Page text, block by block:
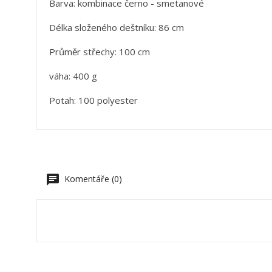
Barva: kombinace černo - smetanové
Délka složeného deštníku: 86 cm
Průměr střechy: 100 cm
váha: 400 g
Potah: 100 polyester
Komentáře (0)